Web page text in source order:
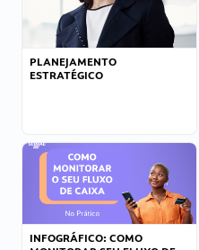
PLANEJAMENTO
ESTRATÉGICO
INFOGRÁFICO: COMO